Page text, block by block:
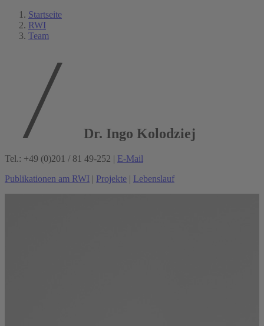
Startseite
RWI
Team
Dr. Ingo Kolodziej
Tel.: +49 (0)201 / 81 49-252 | E-Mail
Publikationen am RWI | Projekte | Lebenslauf